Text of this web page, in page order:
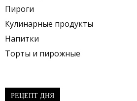
Пироги
Кулинарные продукты
Напитки
Торты и пирожные
РЕЦЕПТ ДНЯ